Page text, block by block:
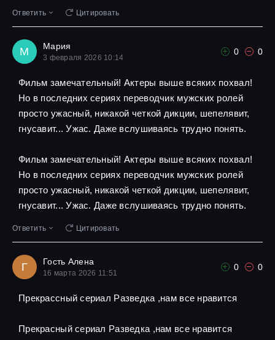
Ответить Цитировать
М Мария
3 февраля 2026 10:14
0 0
Фильм замечательный! Актеры выше всяких похвал!
Но в последних сериях переводчик мужских ролей
просто ужасный, никакой четкой дикции, шепелявит,
гнусавит... Ужас. Даже вслушиваясь трудно понять.
Фильм замечательный! Актеры выше всяких похвал!
Но в последних сериях переводчик мужских ролей
просто ужасный, никакой четкой дикции, шепелявит,
гнусавит... Ужас. Даже вслушиваясь трудно понять.
Ответить Цитировать
Г Гость Алена
16 марта 2026 11:51
0 0
Прекрассный сериал Разведка ,нам все нравится
Прекрасный сериал Разведка ,нам все нравится